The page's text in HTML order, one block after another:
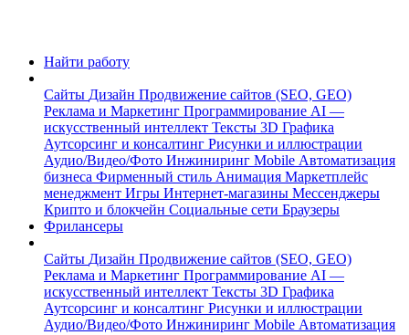
Найти работу
Сайты Дизайн Продвижение сайтов (SEO, GEO)
Реклама и Маркетинг Программирование AI —
искусственный интеллект Тексты 3D Графика
Аутсорсинг и консалтинг Рисунки и иллюстрации
Аудио/Видео/Фото Инжиниринг Mobile Автоматизация
бизнеса Фирменный стиль Анимация Маркетплейс
менеджмент Игры Интернет-магазины Мессенджеры
Крипто и блокчейн Социальные сети Браузеры
Фрилансеры
Сайты Дизайн Продвижение сайтов (SEO, GEO)
Реклама и Маркетинг Программирование AI —
искусственный интеллект Тексты 3D Графика
Аутсорсинг и консалтинг Рисунки и иллюстрации
Аудио/Видео/Фото Инжиниринг Mobile Автоматизация